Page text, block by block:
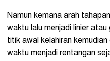
Namun kemana arah
waktu lalu menjadi linier atau
titik awal kelahiran
waktu menjadi rentangan